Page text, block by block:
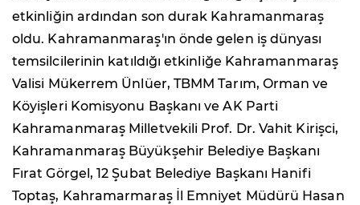
etkinliğin ardından son durak Kahramanmaraş
oldu. Kahramanmaraş'ın önde gelen iş dünyası
temsilcilerinin katıldığı etkinliğe Kahramanmaraş
Valisi Mükerrem Ünlüer, TBMM Tarım, Orman ve
Köyişleri Komisyonu Başkanı ve AK Parti
Kahramanmaraş Milletvekili Prof. Dr. Vahit Kirişci,
Kahramanmaraş Büyükşehir Belediye Başkanı
Fırat Görgel, 12 Şubat Belediye Başkanı Hanifi
Toptaş, Kahramarmaraş İl Emniyet Müdürü Hasan